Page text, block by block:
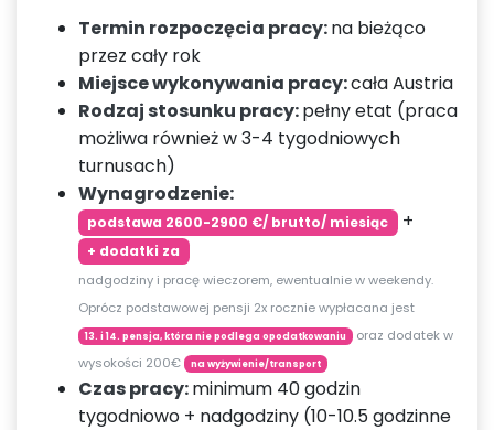
Termin rozpoczęcia pracy:na bieżąco
przez cały rok
Miejsce wykonywania pracy:cała Austria
Rodzaj stosunku pracy:pełny etat (praca
możliwa również w 3-4 tygodniowych
turnusach)
Wynagrodzenie:
podstawa 2600-2900 €/ brutto/ miesiąc +
+ dodatki za
nadgodziny i pracę wieczorem, ewentualnie w weekendy.
Oprócz podstawowej pensji 2x rocznie wypłacana jest
13. i 14. pensja, która nie podlega opodatkowaniu oraz dodatek w
wysokości 200€
na wyżywienie/transport
Czas pracy:minimum 40 godzin
tygodniowo + nadgodziny (10-10.5 godzinne